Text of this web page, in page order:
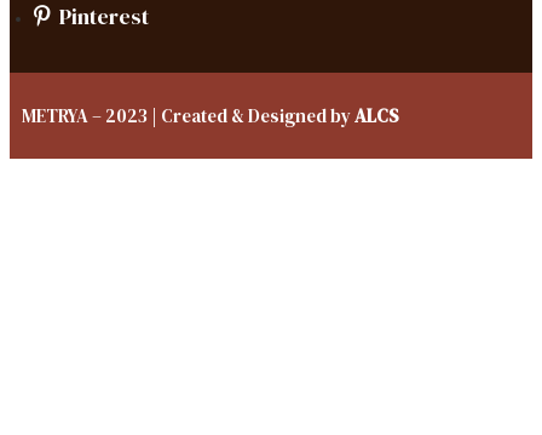
Pinterest
METRYA – 2023 | Created & Designed byALCS